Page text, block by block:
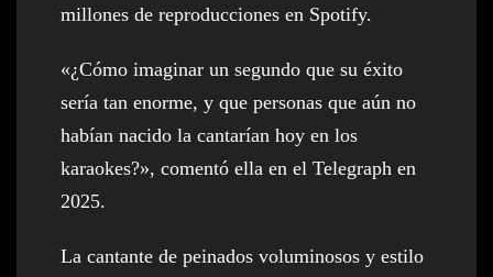
millones de reproducciones en Spotify.
«¿Cómo imaginar un segundo que su éxito
sería tan enorme, y que personas que aún no
habían nacido la cantarían hoy en los
karaokes?», comentó ella en el Telegraph en
2025.
La cantante de peinados voluminosos y estilo